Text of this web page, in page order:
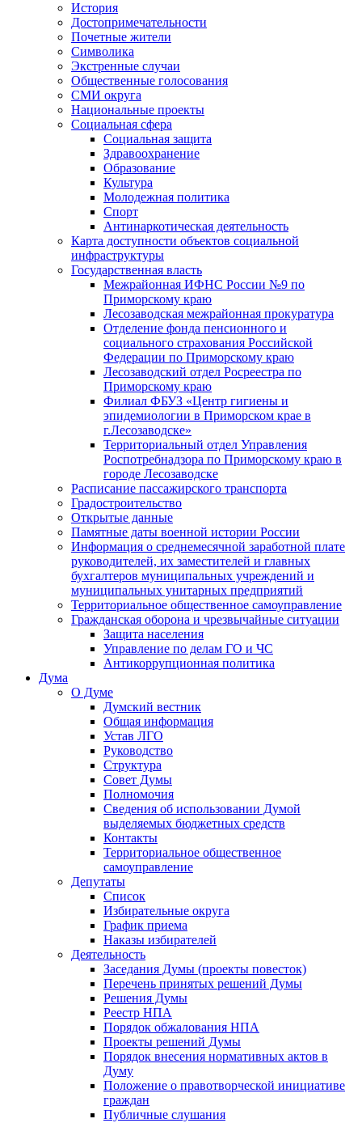
История
Достопримечательности
Почетные жители
Символика
Экстренные случаи
Общественные голосования
СМИ округа
Национальные проекты
Социальная сфера
Социальная защита
Здравоохранение
Образование
Культура
Молодежная политика
Спорт
Антинаркотическая деятельность
Карта доступности объектов социальной
инфраструктуры
Государственная власть
Межрайонная ИФНС России №9 по
Приморскому краю
Лесозаводская межрайонная прокуратура
Отделение фонда пенсионного и
социального страхования Российской
Федерации по Приморскому краю
Лесозаводский отдел Росреестра по
Приморскому краю
Филиал ФБУЗ «Центр гигиены и
эпидемиологии в Приморском крае в
г.Лесозаводске»
Территориальный отдел Управления
Роспотребнадзора по Приморскому краю в
городе Лесозаводске
Расписание пассажирского транспорта
Градостроительство
Открытые данные
Памятные даты военной истории России
Информация о среднемесячной заработной плате
руководителей, их заместителей и главных
бухгалтеров муниципальных учреждений и
муниципальных унитарных предприятий
Территориальное общественное самоуправление
Гражданская оборона и чрезвычайные ситуации
Защита населения
Управление по делам ГО и ЧС
Антикоррупционная политика
Дума
О Думе
Думский вестник
Общая информация
Устав ЛГО
Руководство
Структура
Совет Думы
Полномочия
Сведения об использовании Думой
выделяемых бюджетных средств
Контакты
Территориальное общественное
самоуправление
Депутаты
Список
Избирательные округа
График приема
Наказы избирателей
Деятельность
Заседания Думы (проекты повесток)
Перечень принятых решений Думы
Решения Думы
Реестр НПА
Порядок обжалования НПА
Проекты решений Думы
Порядок внесения нормативных актов в
Думу
Положение о правотворческой инициативе
граждан
Публичные слушания